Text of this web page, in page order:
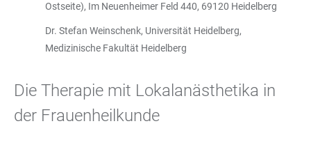
Ostseite), Im Neuenheimer Feld 440, 69120 Heidelberg
Dr. Stefan Weinschenk, Universität Heidelberg,
Medizinische Fakultät Heidelberg
Die Therapie mit Lokalanästhetika in
der Frauenheilkunde